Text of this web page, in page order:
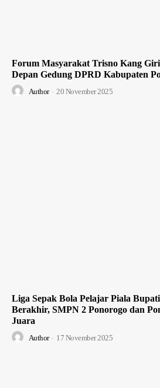
Forum Masyarakat Trisno Kang
Depan Gedung DPRD Kabupaten
Author - 20 November 2025
Liga Sepak Bola Pelajar Piala
Berakhir, SMPN 2 Ponorogo dan
Juara
Author - 17 November 2025